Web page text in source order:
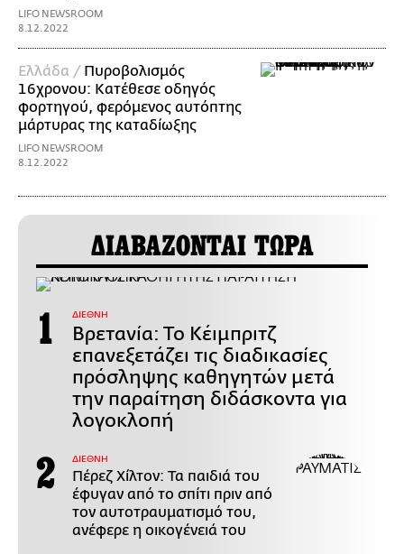
LIFO NEWSROOM
8.12.2022
Ελλάδα / Πυροβολισμός
16χρονου: Κατέθεσε οδηγός
φορτηγού, φερόμενος αυτόπτης
μάρτυρας της καταδίωξης
LIFO NEWSROOM
8.12.2022
ΔΙΑΒΑΖΟΝΤΑΙ ΤΩΡΑ
ΔΙΕΘΝΗ
Βρετανία: Το Κέιμπριτζ
επανεξετάζει τις διαδικασίες
πρόσληψης καθηγητών μετά
την παραίτηση διδάσκοντα για
λογοκλοπή
ΔΙΕΘΝΗ
Πέρεζ Χίλτον: Τα παιδιά του
έφυγαν από το σπίτι πριν από
τον αυτοτραυματισμό του,
ανέφερε η οικογένειά του